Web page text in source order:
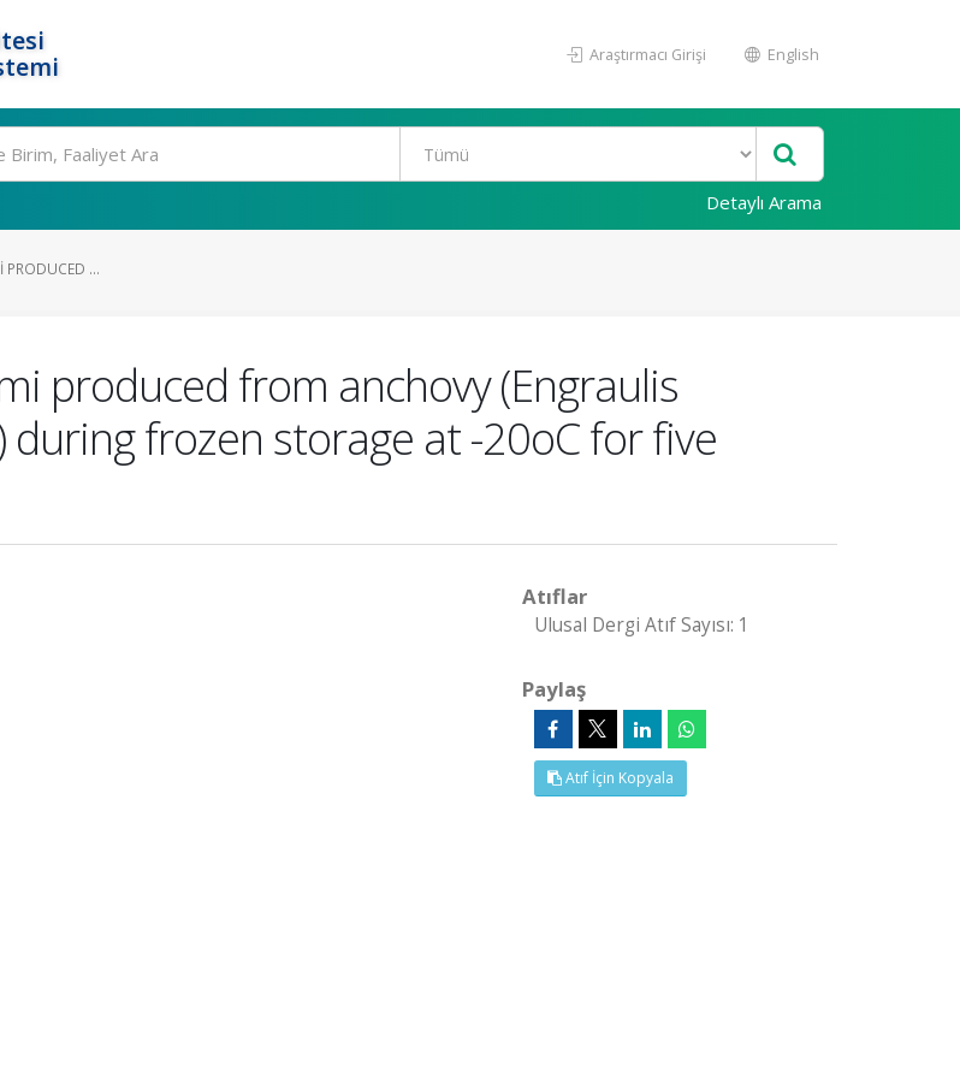
Araştırmacı Girişi English
Detaylı Arama
PRODUCED ...
produced from anchovy (Engraulis
during frozen storage at -20oC for five
Atıflar
Ulusal Dergi Atıf Sayısı: 1
Paylaş
Atıf İçin Kopyala